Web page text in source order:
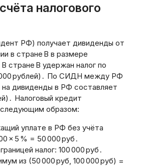
налогового
РФ) получает дивиденды от
в стране B в размере
В стране B удержан налог по
000 рублей)․ По СИДН между РФ
на дивиденды в РФ составляет
Налоговый кредит
образом:
уплате в РФ без учёта
× 5 % = 50 000 руб․
налог: 100 000 руб․
из (50 000 руб‚ 100 000 руб) =